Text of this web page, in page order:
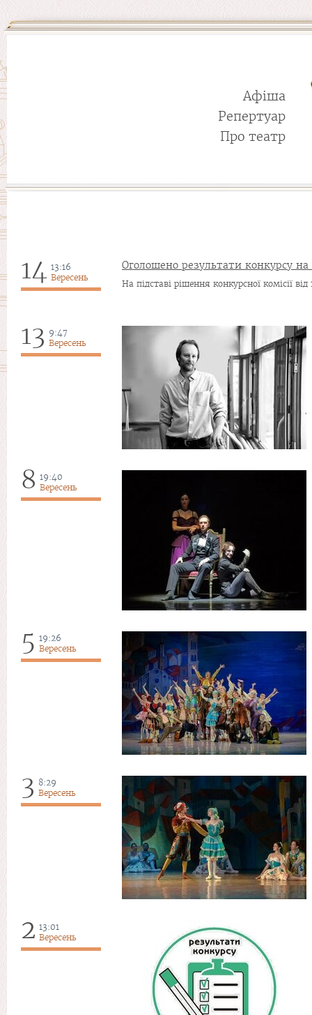
Афіша
Репертуар
Про театр
14 13:16
Вересень
Оголошено результати конкурсу
На підставі рішення конкурсної комісії
13 9:47
Вересень
8 19:40
Вересень
5 19:26
Вересень
3 8:29
Вересень
2 13:01
Вересень